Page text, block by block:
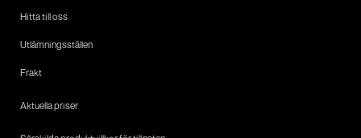
Hitta till oss
Utlämningsställen
Frakt
Aktuella priser